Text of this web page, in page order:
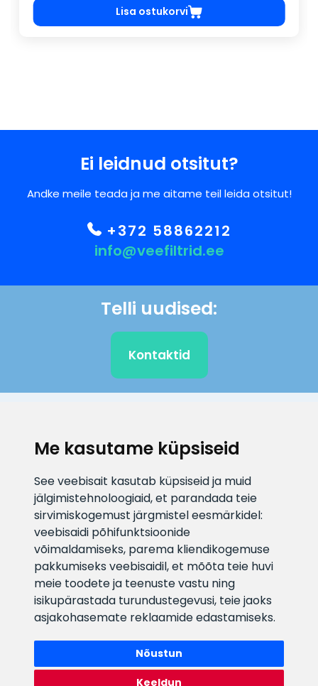
Me kasutame küpsiseid
See veebisait kasutab küpsiseid ja muid
jälgimistehnoloogiaid, et parandada teie
sirvimiskogemust järgmistel eesmärkidel:
veebisaidi põhifunktsioonide
võimaldamiseks, parema kliendikogemuse
pakkumiseks veebisaidil,et mõõta teie huvi
meie toodete ja teenuste vastu ning
isikupärastada turundustegevusi, teie jaoks
asjakohasemate reklaamide edastamiseks.
Nõustun
Keeldun
Lisa ostukorvi
Ei leidnud otsitut?
Andke meile teada ja me aitame teil leida otsitut!
+372 58862212
info@veefiltrid.ee
Telli uudised:
Kontaktid
info@veefiltrid.ee
Infotelefon
+372 58862212
Vaata tööaegu
Reti tee 11, Peetri, 75312 Harju
maakond, Estonia